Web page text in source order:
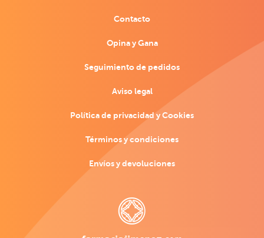
Contacto
Opina y Gana
Seguimiento de pedidos
Aviso legal
Política de privacidad y Cookies
Términos y condiciones
Envíos y devoluciones